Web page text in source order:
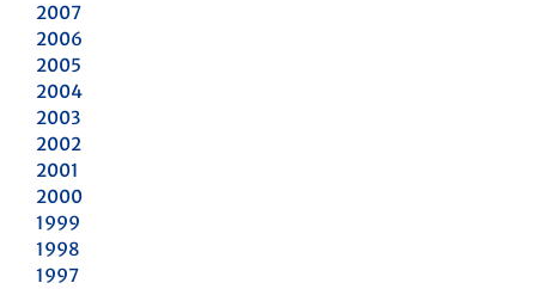
2007
2006
2005
2004
2003
2002
2001
2000
1999
1998
1997